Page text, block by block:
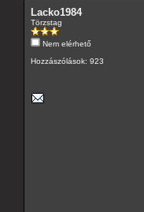
Lacko1984
Törzstag
Nem elérhető
Hozzászólások: 923